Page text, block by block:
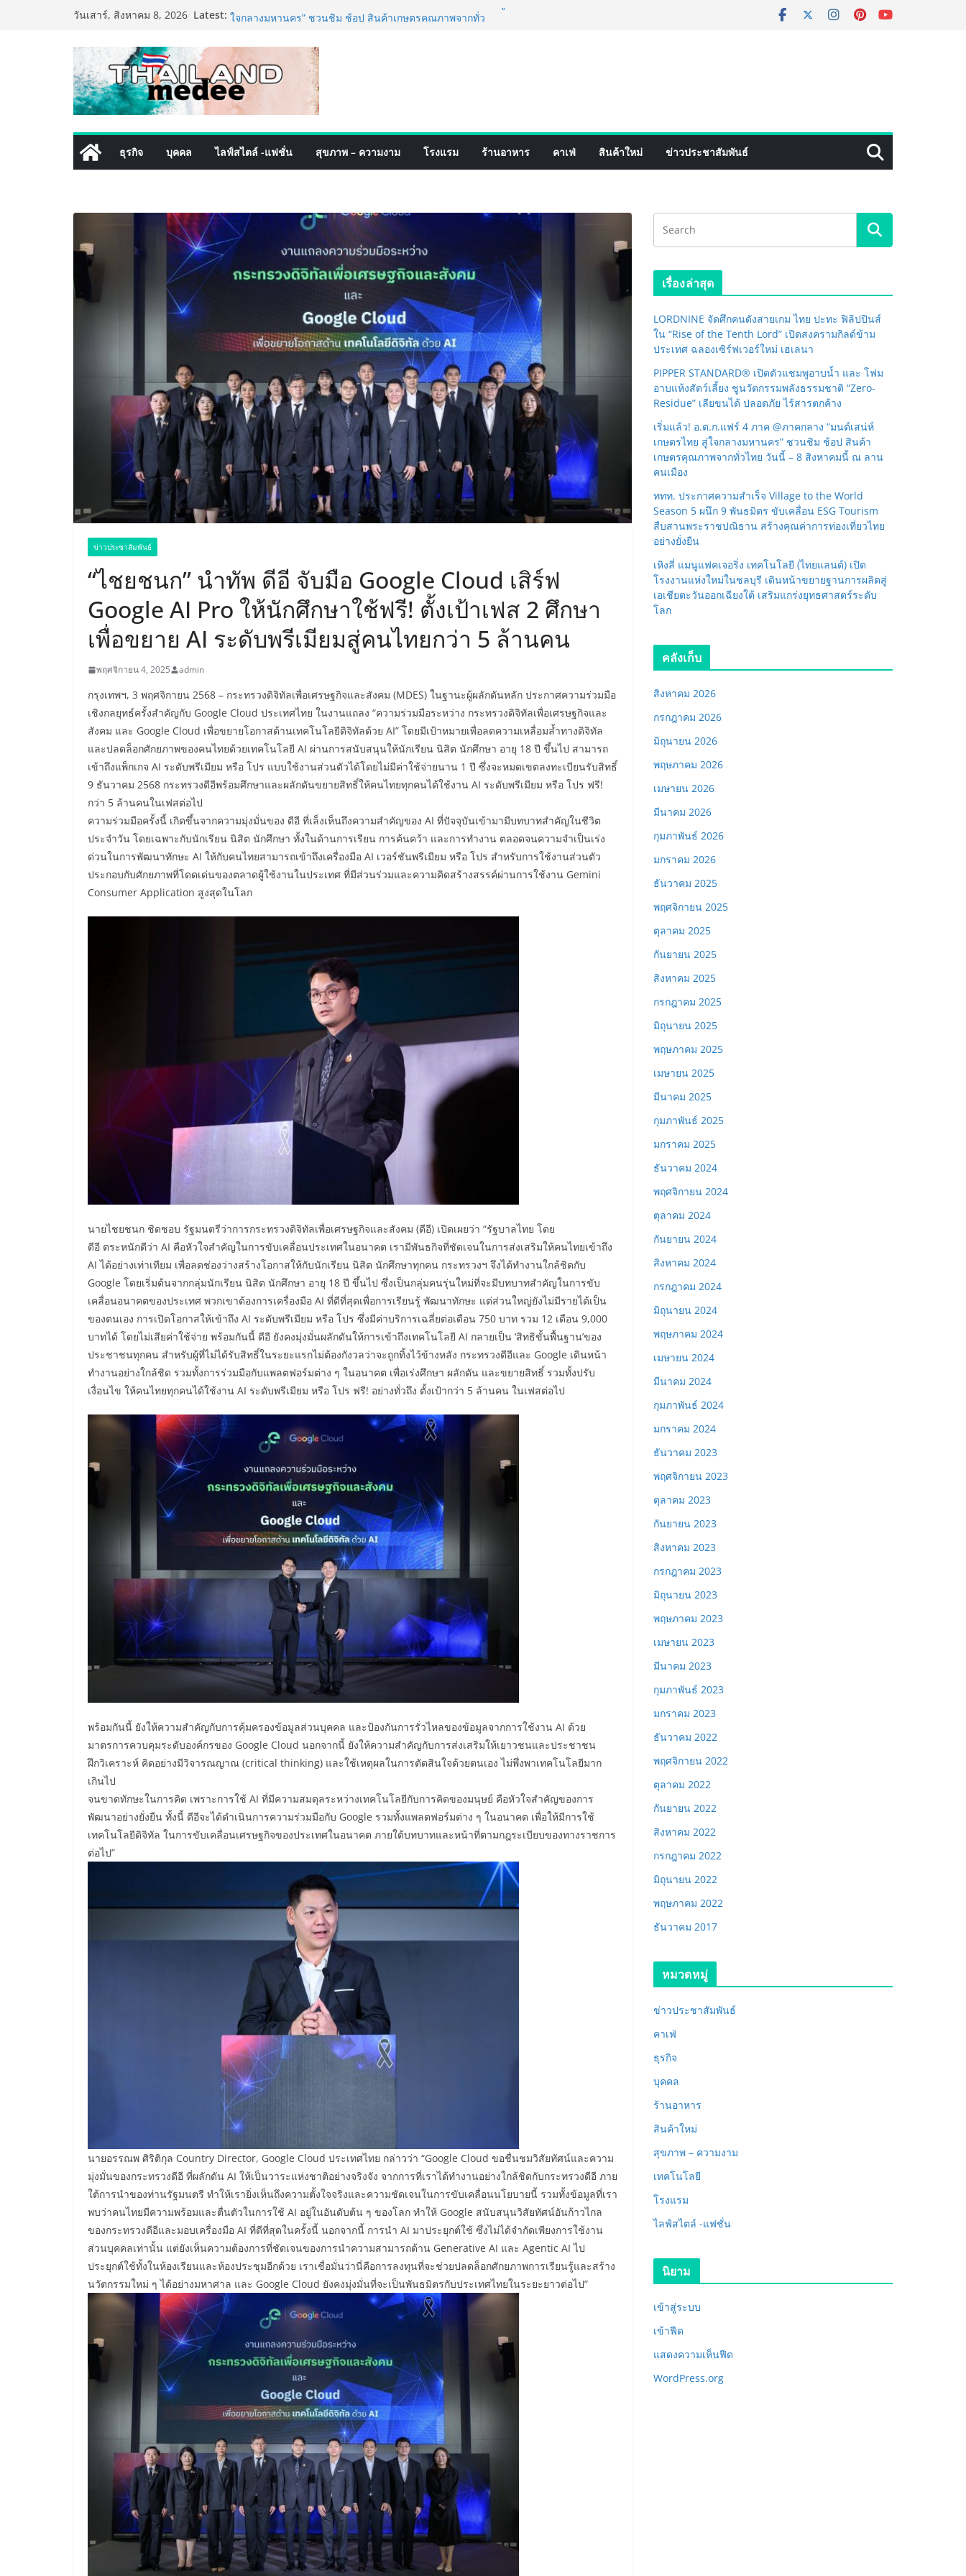
วันเสาร์, สิงหาคม 8, 2026 Latest: เริ่มแล้ว! อ.ต.ก.แฟร์ 4 ภาค @ภาคกลาง “มนต์เสน่ห์เกษตรไทย สู่
ททท. ประกาศความสำเร็จ Village to the World Season 5 ผนึก 9
พันธมิตร ขับเคลื่อน ESG Tourism สืบสานพระราชปณิธาน สร้าง
คุณค่าการท่องเที่ยวไทยอย่างยั่งยืน
เหิงลี่ แมนูแฟคเจอริ่ง เทคโนโลยี (ไทยแลนด์) เปิดโรงงานแห่งใหม่
ในชลบุรี เดินหน้าขยายฐานการผลิตสู่เอเชียตะวันออกเฉียงใต้
เสริมแกร่งยุทธศาสตร์ระดับโลก
LORDNINE จัดศึกคนดังสายเกม ไทย ปะทะ ฟิลิปปินส์ ใน “Rise of
the Tenth Lord” เปิดสงครามกิลด์ข้ามประเทศ ฉลองเซิร์ฟเวอร์
ใหม่ เฮเลนา
ปลอดภัย ไร้สารตกค้าง
ธุรกิจ บุคคล ไลฟ์สไตล์ -แฟชั่น สุขภาพ – ความงาม โรงแรม ร้านอาหาร คาเฟ่ สินค้าใหม่ ข่าวประชาสัมพันธ์
ข่าวประชาสัมพันธ์
“ไชยชนก” นำทัพ ดีอี จับมือ Google Cloud เสิร์ฟ
Google AI Pro ให้นักศึกษาใช้ฟรี! ตั้งเป้าเฟส 2 ศึกษา
เพื่อขยาย AI ระดับพรีเมียมสู่คนไทยกว่า 5 ล้านคน
พฤศจิกายน 4, 2025 admin
กรุงเทพฯ, 3 พฤศจิกายน 2568 – กระทรวงดิจิทัลเพื่อเศรษฐกิจและสังคม (MDES) ในฐานะผู้ผลักดันหลัก ประกาศความร่วมมือ
เชิงกลยุทธ์ครั้งสำคัญกับ Google Cloud ประเทศไทย ในงานแถลง “ความร่วมมือระหว่าง กระทรวงดิจิทัลเพื่อเศรษฐกิจและ
สังคม และ Google Cloud เพื่อขยายโอกาสด้านเทคโนโลยีดิจิทัลด้วย AI” โดยมีเป้าหมายเพื่อลดความเหลื่อมล้ำทางดิจิทัล
และปลดล็อกศักยภาพของคนไทยด้วยเทคโนโลยี AI ผ่านการสนับสนุนให้นักเรียน นิสิต นักศึกษา อายุ 18 ปี ขึ้นไป สามารถ
เข้าถึงแพ็กเกจ AI ระดับพรีเมียม หรือ โปร แบบใช้งานส่วนตัวได้โดยไม่มีค่าใช้จ่ายนาน 1 ปี ซึ่งจะหมดเขตลงทะเบียนรับสิทธิ์
9 ธันวาคม 2568 กระทรวงดีอีพร้อมศึกษาและผลักดันขยายสิทธิ์ให้คนไทยทุกคนได้ใช้งาน AI ระดับพรีเมียม หรือ โปร ฟรี!
กว่า 5 ล้านคนในเฟสต่อไป
​ความร่วมมือครั้งนี้ เกิดขึ้นจากความมุ่งมั่นของ ดีอี ที่เล็งเห็นถึงความสำคัญของ AI ที่ปัจจุบันเข้ามามีบทบาทสำคัญในชีวิต
ประจำวัน โดยเฉพาะกับนักเรียน นิสิต นักศึกษา ทั้งในด้านการเรียน การค้นคว้า และการทำงาน ตลอดจนความจำเป็นเร่ง
ด่วนในการพัฒนาทักษะ AI ให้กับคนไทยสามารถเข้าถึงเครื่องมือ AI เวอร์ชันพรีเมียม หรือ โปร สำหรับการใช้งานส่วนตัว
ประกอบกับศักยภาพที่โดดเด่นของตลาดผู้ใช้งานในประเทศ ที่มีส่วนร่วมและความคิดสร้างสรรค์ผ่านการใช้งาน Gemini
Consumer Application สูงสุดในโลก
นายไชยชนก ชิดชอบ รัฐมนตรีว่าการกระทรวงดิจิทัลเพื่อเศรษฐกิจและสังคม (ดีอี) เปิดเผยว่า “รัฐบาลไทย โดย
ดีอี ตระหนักดีว่า AI คือหัวใจสำคัญในการขับเคลื่อนประเทศในอนาคต เรามีพันธกิจที่ชัดเจนในการส่งเสริมให้คนไทยเข้าถึง
AI ได้อย่างเท่าเทียม เพื่อลดช่องว่างสร้างโอกาสให้กับนักเรียน นิสิต นักศึกษาทุกคน กระทรวงฯ จึงได้ทำงานใกล้ชิดกับ
Google โดยเริ่มต้นจากกลุ่มนักเรียน นิสิต นักศึกษา อายุ 18 ปี ขึ้นไป ซึ่งเป็นกลุ่มคนรุ่นใหม่ที่จะมีบทบาทสำคัญในการขับ
เคลื่อนอนาคตของประเทศ พวกเขาต้องการเครื่องมือ AI ที่ดีที่สุดเพื่อการเรียนรู้ พัฒนาทักษะ แต่ส่วนใหญ่ยังไม่มีรายได้เป็น
ของตนเอง การเปิดโอกาสให้เข้าถึง AI ระดับพรีเมียม หรือ โปร ซึ่งมีค่าบริการเฉลี่ยต่อเดือน 750 บาท รวม 12 เดือน 9,000
บาทได้ โดยไม่เสียค่าใช้จ่าย พร้อมกันนี้ ดีอี ยังคงมุ่งมั่นผลักดันให้การเข้าถึงเทคโนโลยี AI กลายเป็น ‘สิทธิขั้นพื้นฐาน’ของ
ประชาชนทุกคน สำหรับผู้ที่ไม่ได้รับสิทธิ์ในระยะแรกไม่ต้องกังวลว่าจะถูกทิ้งไว้ข้างหลัง กระทรวงดีอีและ Google เดินหน้า
ทำงานอย่างใกล้ชิด รวมทั้งการร่วมมือกับแพลตฟอร์มต่าง ๆ ในอนาคต เพื่อเร่งศึกษา ผลักดัน และขยายสิทธิ์ รวมทั้งปรับ
เงื่อนไข ให้คนไทยทุกคนได้ใช้งาน AI ระดับพรีเมียม หรือ โปร ฟรี! อย่างทั่วถึง ตั้งเป้ากว่า 5 ล้านคน ในเฟสต่อไป
พร้อมกันนี้ ยังให้ความสำคัญกับการคุ้มครองข้อมูลส่วนบุคคล และป้องกันการรั่วไหลของข้อมูลจากการใช้งาน AI ด้วย
มาตรการควบคุมระดับองค์กรของ Google Cloud นอกจากนี้ ยังให้ความสำคัญกับการส่งเสริมให้เยาวชนและประชาชน
ฝึกวิเคราะห์ คิดอย่างมีวิจารณญาณ (critical thinking) และใช้เหตุผลในการตัดสินใจด้วยตนเอง ไม่พึ่งพาเทคโนโลยีมาก
เกินไป
จนขาดทักษะในการคิด เพราะการใช้ AI ที่มีความสมดุลระหว่างเทคโนโลยีกับการคิดของมนุษย์ คือหัวใจสำคัญของการ
พัฒนาอย่างยั่งยืน ทั้งนี้ ดีอีจะได้ดำเนินการความร่วมมือกับ Google รวมทั้งแพลตฟอร์มต่าง ๆ ในอนาคต เพื่อให้มีการใช้
เทคโนโลยีดิจิทัล ในการขับเคลื่อนเศรษฐกิจของประเทศในอนาคต ภายใต้บทบาทและหน้าที่ตามกฎระเบียบของทางราชการ
ต่อไป”
นายอรรณพ ศิริติกุล Country Director, Google Cloud ประเทศไทย กล่าวว่า “Google Cloud ขอชื่นชมวิสัยทัศน์และความ
มุ่งมั่นของกระทรวงดีอี ที่ผลักดัน AI ให้เป็นวาระแห่งชาติอย่างจริงจัง จากการที่เราได้ทำงานอย่างใกล้ชิดกับกระทรวงดีอี ภาย
ใต้การนำของท่านรัฐมนตรี ทำให้เรายิ่งเห็นถึงความตั้งใจจริงและความชัดเจนในการขับเคลื่อนนโยบายนี้ รวมทั้งข้อมูลที่เรา
พบว่าคนไทยมีความพร้อมและตื่นตัวในการใช้ AI อยู่ในอันดับต้น ๆ ของโลก ทำให้ Google สนับสนุนวิสัยทัศน์อันก้าวไกล
ของกระทรวงดีอีและมอบเครื่องมือ AI ที่ดีที่สุดในครั้งนี้ นอกจากนี้ การนำ AI มาประยุกต์ใช้ ซึ่งไม่ได้จำกัดเพียงการใช้งาน
ส่วนบุคคลเท่านั้น แต่ยังเห็นความต้องการที่ชัดเจนของการนำความสามารถด้าน Generative AI และ Agentic AI ไป
ประยุกต์ใช้ทั้งในห้องเรียนและห้องประชุมอีกด้วย เราเชื่อมั่นว่านี่คือการลงทุนที่จะช่วยปลดล็อกศักยภาพการเรียนรู้และสร้าง
นวัตกรรมใหม่ ๆ ได้อย่างมหาศาล และ Google Cloud ยังคงมุ่งมั่นที่จะเป็นพันธมิตรกับประเทศไทยในระยะยาวต่อไป”
เรื่องล่าสุด
LORDNINE จัดศึกคนดังสายเกม ไทย ปะทะ ฟิลิปปินส์
ใน “Rise of the Tenth Lord” เปิดสงครามกิลด์ข้าม
ประเทศ ฉลองเซิร์ฟเวอร์ใหม่ เฮเลนา
PIPPER STANDARD® เปิดตัวแชมพูอาบน้ำ และ โฟม
อาบแห้งสัตว์เลี้ยง ชูนวัตกรรมพลังธรรมชาติ “Zero-
Residue” เลียขนได้ ปลอดภัย ไร้สารตกค้าง
เริ่มแล้ว! อ.ต.ก.แฟร์ 4 ภาค @ภาคกลาง “มนต์เสน่ห์
เกษตรไทย สู่ใจกลางมหานคร” ชวนชิม ช้อป สินค้า
เกษตรคุณภาพจากทั่วไทย วันนี้ – 8 สิงหาคมนี้ ณ ลาน
คนเมือง
ททท. ประกาศความสำเร็จ Village to the World
Season 5 ผนึก 9 พันธมิตร ขับเคลื่อน ESG Tourism
สืบสานพระราชปณิธาน สร้างคุณค่าการท่องเที่ยวไทย
อย่างยั่งยืน
เหิงลี่ แมนูแฟคเจอริ่ง เทคโนโลยี (ไทยแลนด์) เปิด
โรงงานแห่งใหม่ในชลบุรี เดินหน้าขยายฐานการผลิตสู่
เอเชียตะวันออกเฉียงใต้ เสริมแกร่งยุทธศาสตร์ระดับ
โลก
คลังเก็บ
สิงหาคม 2026
กรกฎาคม 2026
มิถุนายน 2026
พฤษภาคม 2026
เมษายน 2026
มีนาคม 2026
กุมภาพันธ์ 2026
มกราคม 2026
ธันวาคม 2025
พฤศจิกายน 2025
ตุลาคม 2025
กันยายน 2025
สิงหาคม 2025
กรกฎาคม 2025
มิถุนายน 2025
พฤษภาคม 2025
เมษายน 2025
มีนาคม 2025
กุมภาพันธ์ 2025
มกราคม 2025
ธันวาคม 2024
พฤศจิกายน 2024
ตุลาคม 2024
กันยายน 2024
สิงหาคม 2024
กรกฎาคม 2024
มิถุนายน 2024
พฤษภาคม 2024
เมษายน 2024
มีนาคม 2024
กุมภาพันธ์ 2024
มกราคม 2024
ธันวาคม 2023
พฤศจิกายน 2023
ตุลาคม 2023
กันยายน 2023
สิงหาคม 2023
กรกฎาคม 2023
มิถุนายน 2023
พฤษภาคม 2023
เมษายน 2023
มีนาคม 2023
กุมภาพันธ์ 2023
มกราคม 2023
ธันวาคม 2022
พฤศจิกายน 2022
ตุลาคม 2022
กันยายน 2022
สิงหาคม 2022
กรกฎาคม 2022
มิถุนายน 2022
พฤษภาคม 2022
ธันวาคม 2017
หมวดหมู่
ข่าวประชาสัมพันธ์
คาเฟ่
ธุรกิจ
บุคคล
ร้านอาหาร
สินค้าใหม่
สุขภาพ – ความงาม
เทคโนโลยี
โรงแรม
ไลฟ์สไตล์ -แฟชั่น
นิยาม
เข้าสู่ระบบ
เข้าฟีด
แสดงความเห็นฟีด
WordPress.org